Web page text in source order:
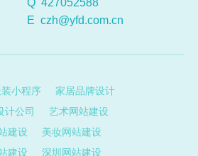
Q 427052588
E czh@yfd.com.cn
装小程序
家居品牌设计
计公司
艺术网站建设
建设
美妆网站建设
建设 深圳网站建设